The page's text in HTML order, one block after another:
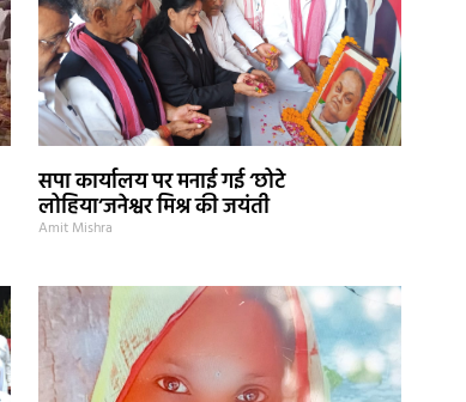
सपा कार्यालय पर मनाई गई ‘छोटे
लोहिया’जनेश्वर मिश्र की जयंती
Amit Mishra